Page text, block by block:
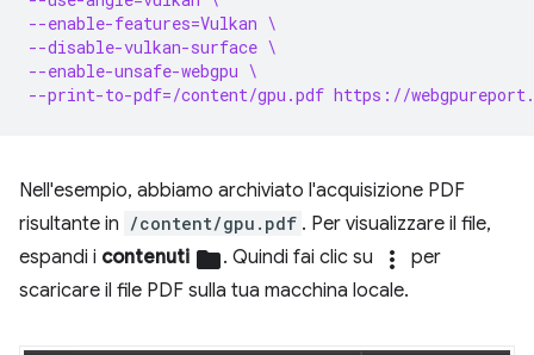
--enable-features=Vulkan \
--disable-vulkan-surface \
--enable-unsafe-webgpu \
--print-to-pdf=/content/gpu.pdf https://
Nell'esempio, abbiamo archiviato l'acquisizione PDF
risultante in /content/gpu.pdf . Per visualizzare il file,
espandi i contenuti folder. Quindi fai clic su more_vert
per
scaricare il file PDF sulla tua macchina locale.